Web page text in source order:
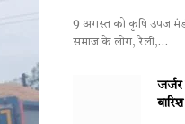
9 अगस्त को कृषि उपज
समाज के लोग, रैली,…
जर्जर